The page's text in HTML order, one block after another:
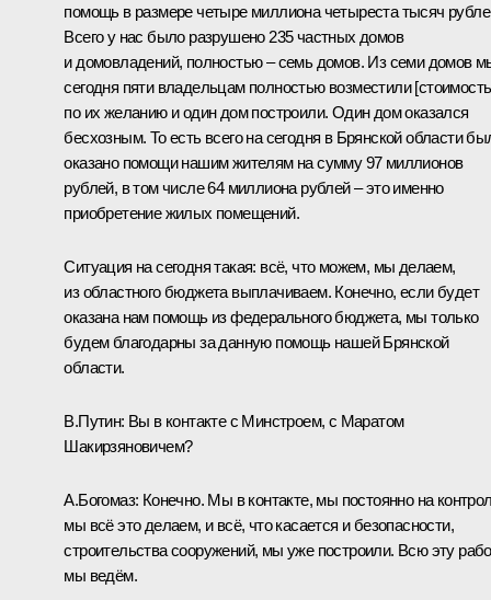
помощь в размере четыре миллиона четыреста тысяч
Всего у нас было разрушено 235 частных домов
и домовладений, полностью – семь домов. Из семи домов
сегодня пяти владельцам полностью возместили
по их желанию и один дом построили. Один дом оказался
бесхозным. То есть всего на сегодня в Брянской области
оказано помощи нашим жителям на сумму 97 миллионов
рублей, в том числе 64 миллиона рублей – это именно
приобретение жилых помещений.
Ситуация на сегодня такая: всё, что можем, мы делаем,
из областного бюджета выплачиваем. Конечно, если будет
оказана нам помощь из федерального бюджета, мы только
будем благодарны за данную помощь нашей Брянской
области.
В.Путин: Вы в контакте с Минстроем, с Маратом
Шакирзяновичем?
А.Богомаз: Конечно. Мы в контакте, мы постоянно на
мы всё это делаем, и всё, что касается и безопасности,
строительства сооружений, мы уже построили. Всю эту
мы ведём.